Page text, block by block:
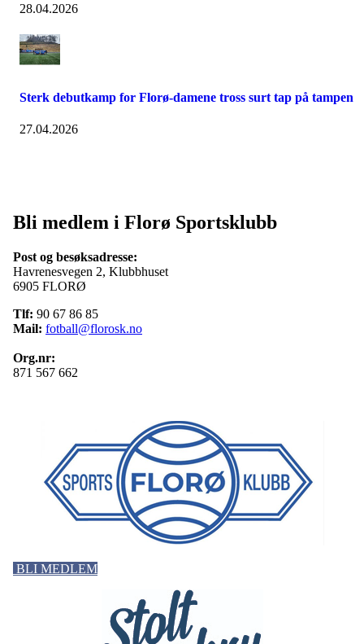
28.04.2026
Sterk debutkamp for Florø-damene tross surt tap på tampen
27.04.2026
Bli medlem i Florø Sportsklubb
Post og besøksadresse:
Havrenesvegen 2, Klubbhuset
6905 FLORØ
Tlf: 90 67 86 85
Mail: fotball@florosk.no
Org.nr:
871 567 662
BLI MEDLEM